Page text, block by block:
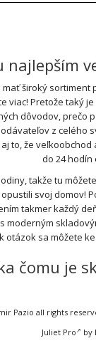
najlepším
široký
viac! Pretože
dôvodov,
z
to, že
do 24 hodín
takže tu
svoj
takmer každý
otázok sa môžete
čomu je
Pazio all rights
Juliet Pro
by